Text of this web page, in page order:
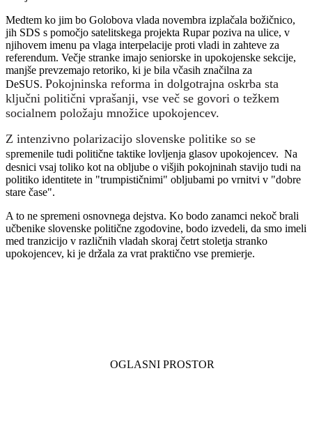
Medtem ko jim bo Golobova vlada novembra izplačala božičnico,
jih SDS s pomočjo satelitskega projekta Rupar poziva na ulice, v
njihovem imenu pa vlaga interpelacije proti vladi in zahteve za
referendum. Večje stranke imajo seniorske in upokojenske sekcije,
manjše prevzemajo retoriko, ki je bila včasih značilna za
DeSUS. Pokojninska reforma in dolgotrajna oskrba sta
ključni politični vprašanji, vse več se govori o težkem
socialnem položaju množice upokojencev.
Z intenzivno polarizacijo slovenske politike so se
spremenile tudi politične taktike lovljenja glasov upokojencev. Na
desnici vsaj toliko kot na obljube o višjih pokojninah stavijo tudi na
politiko identitete in "trumpističnimi" obljubami po vrnitvi v "dobre
stare čase".
A to ne spremeni osnovnega dejstva. Ko bodo zanamci nekoč brali
učbenike slovenske politične zgodovine, bodo izvedeli, da smo imeli
med tranzicijo v različnih vladah skoraj četrt stoletja stranko
upokojencev, ki je držala za vrat praktično vse premierje.